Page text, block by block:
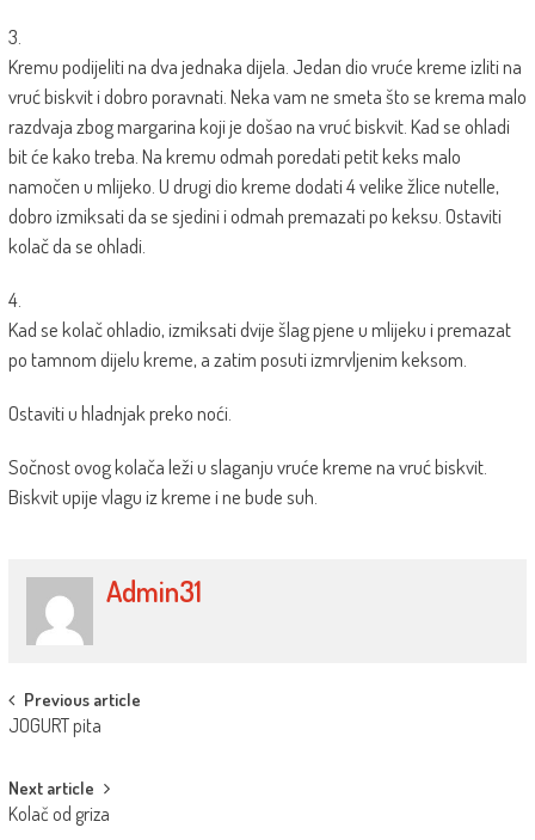
3.
Kremu podijeliti na dva jednaka dijela. Jedan dio vruće kreme izliti na
vruć biskvit i dobro poravnati. Neka vam ne smeta što se krema malo
razdvaja zbog margarina koji je došao na vruć biskvit. Kad se ohladi
bit će kako treba. Na kremu odmah poredati petit keks malo
namočen u mlijeko. U drugi dio kreme dodati 4 velike žlice nutelle,
dobro izmiksati da se sjedini i odmah premazati po keksu. Ostaviti
kolač da se ohladi.
4.
Kad se kolač ohladio, izmiksati dvije šlag pjene u mlijeku i premazat
po tamnom dijelu kreme, a zatim posuti izmrvljenim keksom.
Ostaviti u hladnjak preko noći.
Sočnost ovog kolača leži u slaganju vruće kreme na vruć biskvit.
Biskvit upije vlagu iz kreme i ne bude suh.
Admin31
Post
navigation
Previous article
JOGURT pita
Next article
Kolač od griza